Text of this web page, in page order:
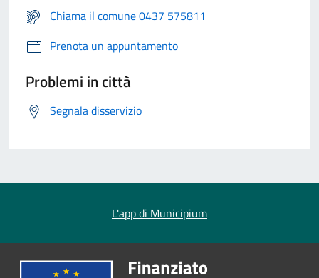
Chiama il comune 0437 575811
Prenota un appuntamento
Problemi in città
Segnala disservizio
L'app di Municipium